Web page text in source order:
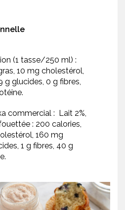
(1 tasse/250 ml) :
10 mg cholestérol,
g glucides, 0 g fibres,
commercial : Lait 2%,
: 200 calories,
160 mg
1 g fibres, 40 g